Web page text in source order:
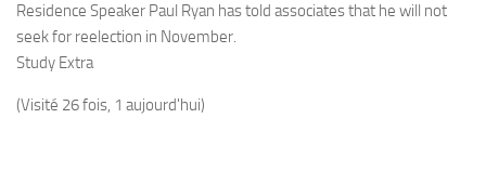
Residence Speaker Paul Ryan has told associates that he will not
seek for reelection in November.
Study Extra
(Visité 26 fois, 1 aujourd'hui)